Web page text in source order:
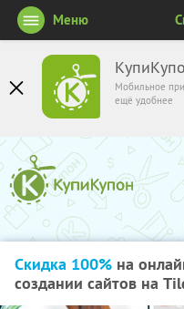
Мобильное
ещё удобнее
Меню
Скидка 100% на
создании сайтов на